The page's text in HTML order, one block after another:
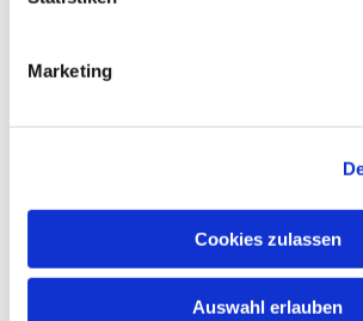
Marketing
Cookies zulassen
Auswahl erlauben
Dies könnte Sie auch